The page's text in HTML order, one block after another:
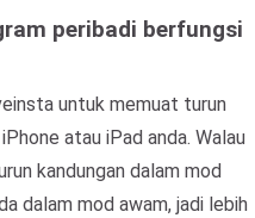
peribadi berfungsi
untuk memuat turun
atau iPad anda. Walau
kandungan dalam mod
dalam mod awam, jadi lebih